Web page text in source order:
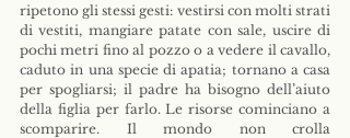
ripetono gli stessi gesti: vestirsi con molti strati
di vestiti, mangiare patate con sale, uscire di
pochi metri fino al pozzo o a vedere il cavallo,
caduto in una specie di apatia; tornano a casa
per spogliarsi; il padre ha bisogno dell’aiuto
della figlia per farlo. Le risorse cominciano a
scomparire. Il mondo non crolla